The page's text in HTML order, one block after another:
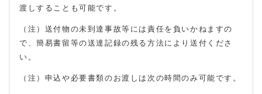
渡しすることも可能です。
（注）送付物の未到達事故等には責任を負いかねますの
で、簡易書留等の送達記録の残る方法により送付くださ
い。
（注）申込や必要書類のお渡しは次の時間のみ可能です。